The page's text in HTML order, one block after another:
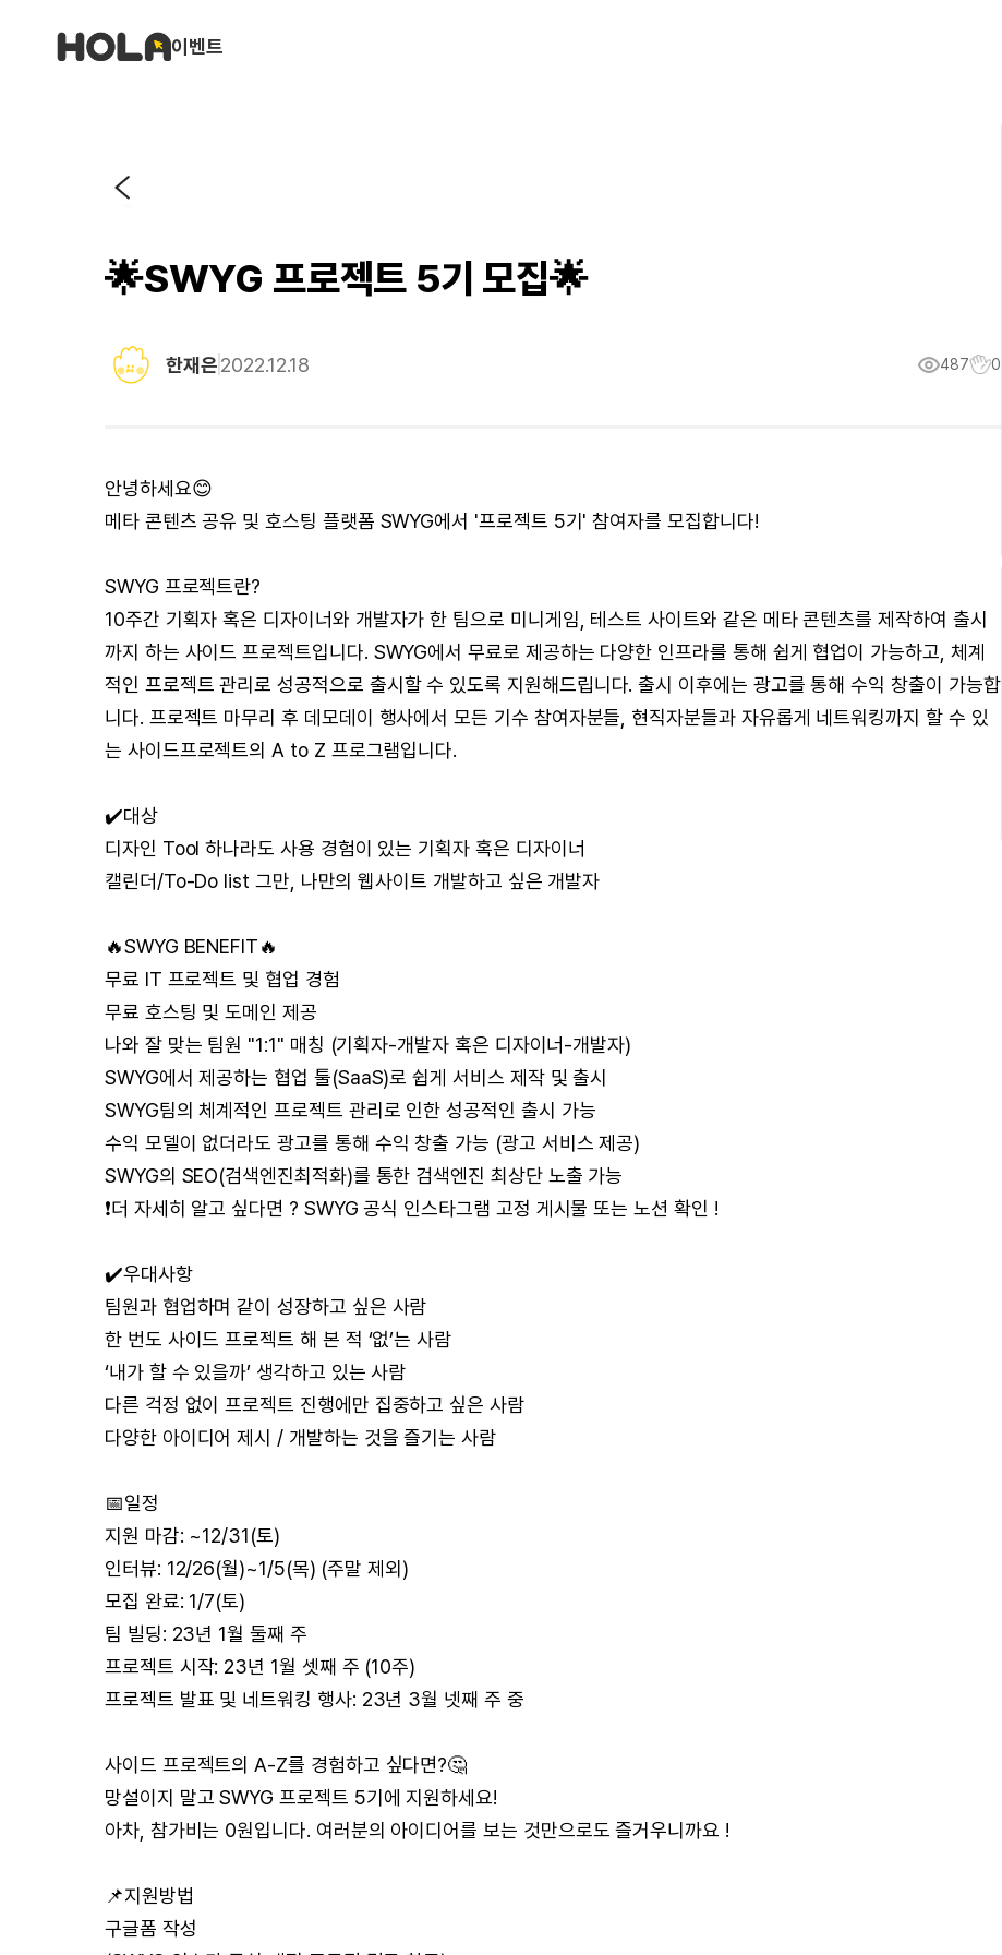
이벤트
🌟SWYG 프로젝트 5기 모집🌟
한재은2022.12.18 487 0
안녕하세요😊
메타 콘텐츠 공유 및 호스팅 플랫폼 SWYG에서 '프로젝트 5기' 참여자를 모집합니다!
SWYG 프로젝트란?
10주간 기획자 혹은 디자이너와 개발자가 한 팀으로 미니게임, 테스트 사이트와 같은 메타 콘텐츠를 제작하여 출시
까지 하는 사이드 프로젝트입니다. SWYG에서 무료로 제공하는 다양한 인프라를 통해 쉽게 협업이 가능하고, 체계
적인 프로젝트 관리로 성공적으로 출시할 수 있도록 지원해드립니다. 출시 이후에는 광고를 통해 수익 창출이 가능합
니다. 프로젝트 마무리 후 데모데이 행사에서 모든 기수 참여자분들, 현직자분들과 자유롭게 네트워킹까지 할 수 있
는 사이드프로젝트의 A to Z 프로그램입니다.
✔️대상
디자인 Tool 하나라도 사용 경험이 있는 기획자 혹은 디자이너
캘린더/To-Do list 그만, 나만의 웹사이트 개발하고 싶은 개발자
🔥SWYG BENEFIT🔥
무료 IT 프로젝트 및 협업 경험
무료 호스팅 및 도메인 제공
나와 잘 맞는 팀원 "1:1" 매칭 (기획자-개발자 혹은 디자이너-개발자)
SWYG에서 제공하는 협업 툴(SaaS)로 쉽게 서비스 제작 및 출시
SWYG팀의 체계적인 프로젝트 관리로 인한 성공적인 출시 가능
수익 모델이 없더라도 광고를 통해 수익 창출 가능 (광고 서비스 제공)
SWYG의 SEO(검색엔진최적화)를 통한 검색엔진 최상단 노출 가능
❗️더 자세히 알고 싶다면 ? SWYG 공식 인스타그램 고정 게시물 또는 노션 확인 !
✔️우대사항
팀원과 협업하며 같이 성장하고 싶은 사람
한 번도 사이드 프로젝트 해 본 적 ‘없’는 사람
‘내가 할 수 있을까’ 생각하고 있는 사람
다른 걱정 없이 프로젝트 진행에만 집중하고 싶은 사람
다양한 아이디어 제시 / 개발하는 것을 즐기는 사람
📅일정
지원 마감: ~12/31(토)
인터뷰: 12/26(월)~1/5(목) (주말 제외)
모집 완료: 1/7(토)
팀 빌딩: 23년 1월 둘째 주
프로젝트 시작: 23년 1월 셋째 주 (10주)
프로젝트 발표 및 네트워킹 행사: 23년 3월 넷째 주 중
사이드 프로젝트의 A-Z를 경험하고 싶다면?🤔
망설이지 말고 SWYG 프로젝트 5기에 지원하세요!
아차, 참가비는 0원입니다. 여러분의 아이디어를 보는 것만으로도 즐거우니까요 !
📌지원방법
구글폼 작성